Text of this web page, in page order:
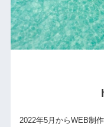
2022年5月からWEB制